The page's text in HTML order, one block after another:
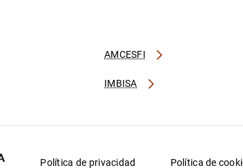
AMCESFI
IMBISA
Política de privacidad Política de